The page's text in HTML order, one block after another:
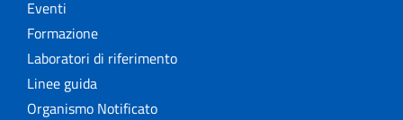
Eventi
Formazione
Laboratori di riferimento
Linee guida
Organismo Notificato